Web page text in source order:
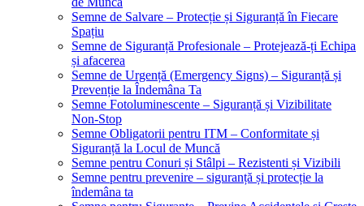
Semne de Salvare – Protecție și Siguranță în Fiecare
Spațiu
Semne de Siguranță Profesionale – Protejează-ți Echipa
și afacerea
Semne de Urgență (Emergency Signs) – Siguranță și
Prevenție la Îndemâna Ta
Semne Fotoluminescente – Siguranță și Vizibilitate
Non-Stop
Semne Obligatorii pentru ITM – Conformitate și
Siguranță la Locul de Muncă
Semne pentru Conuri și Stâlpi – Rezistenti și Vizibili
Semne pentru prevenire – siguranță și protecție la
îndemâna ta